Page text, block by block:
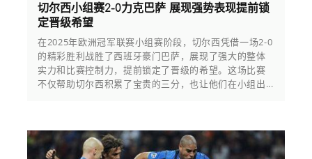
切尔西小组赛2-0力克巴萨 展现强势表现提前锁
定晋级希望
在2025年欧洲冠军联赛小组赛阶段，切尔西凭借一场2-0
的精彩胜利战胜了西班牙豪门巴萨，展现了强大的整体
实力和比赛控制力，提前锁定了晋级的希望。这场比赛
不仅帮助切尔西积累了宝贵的三分，也让他们在小组出...